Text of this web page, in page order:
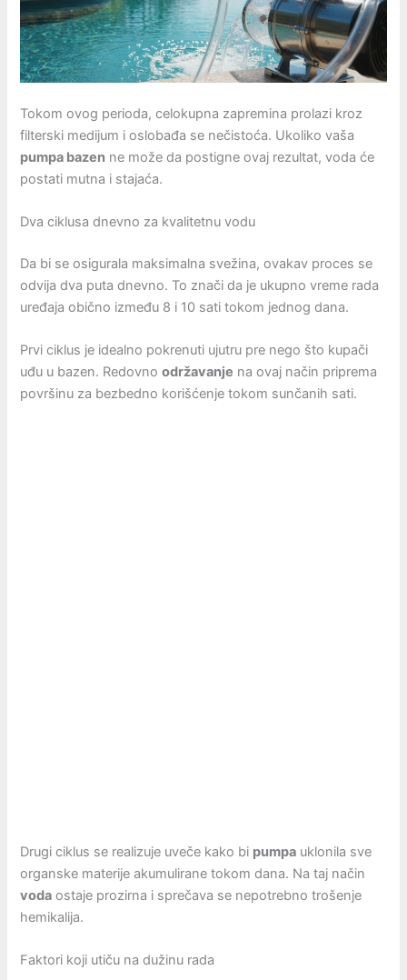
Tokom ovog perioda, celokupna zapremina prolazi kroz
filterski medijum i oslobađa se nečistoća. Ukoliko vaša
pumpa bazen ne može da postigne ovaj rezultat, voda će
postati mutna i stajaća.
Dva ciklusa dnevno za kvalitetnu vodu
Da bi se osigurala maksimalna svežina, ovakav proces se
odvija dva puta dnevno. To znači da je ukupno vreme rada
uređaja obično između 8 i 10 sati tokom jednog dana.
Prvi ciklus je idealno pokrenuti ujutru pre nego što kupači
uđu u bazen. Redovnoodržavanje na ovaj način priprema
površinu za bezbedno korišćenje tokom sunčanih sati.
Drugi ciklus se realizuje uveče kako bi pumpa uklonila sve
organske materije akumulirane tokom dana. Na taj način
voda ostaje prozirna i sprečava se nepotrebno trošenje
hemikalija.
Faktori koji utiču na dužinu rada